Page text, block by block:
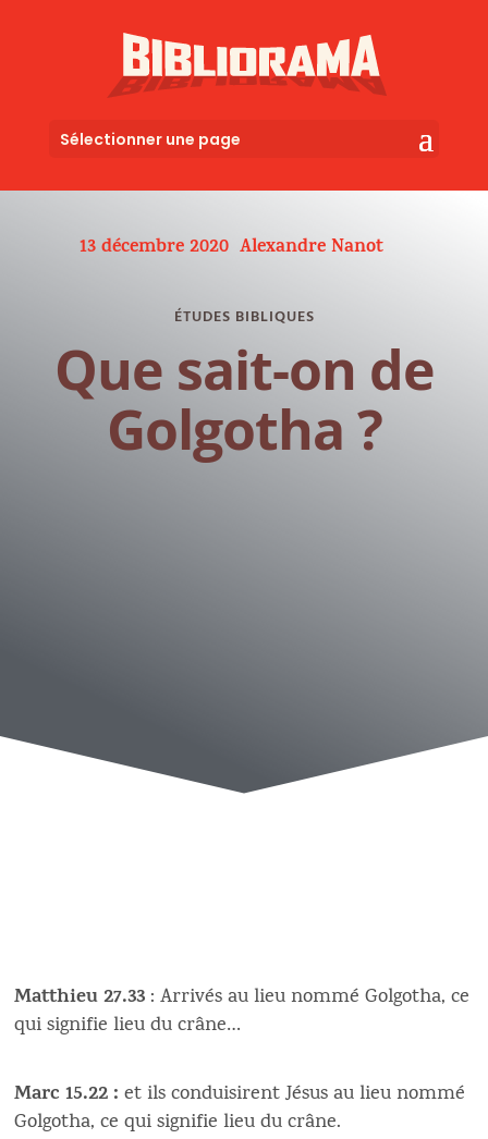
Sélectionner une page
13 décembre 2020 Alexandre Nanot
ÉTUDES BIBLIQUES
Que sait-on de
Golgotha ?
Matthieu 27.33 : Arrivés au lieu nommé Golgotha, ce
qui signifie lieu du crâne…
Marc 15.22 : et ils conduisirent Jésus au lieu nommé
Golgotha, ce qui signifie lieu du crâne.